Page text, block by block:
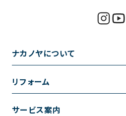
ナカノヤについて
事業内容
リフォーム
トイレのリフォーム
サービス案内